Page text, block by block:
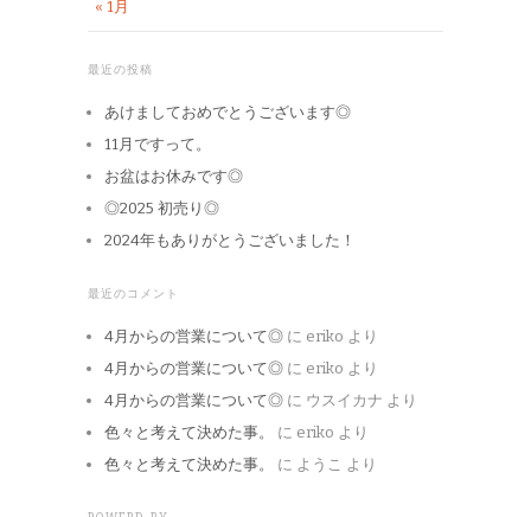
« 1月
最近の投稿
あけましておめでとうございます◎
11月ですって。
お盆はお休みです◎
◎2025 初売り◎
2024年もありがとうございました！
最近のコメント
4月からの営業について◎ に eriko より
4月からの営業について◎ に eriko より
4月からの営業について◎ に ウスイカナ より
色々と考えて決めた事。
に eriko より
色々と考えて決めた事。
に ようこ より